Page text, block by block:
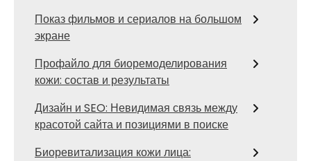
Показ фильмов и сериалов на большом
экране
Профайло для биоремоделирования
кожи: состав и результаты
Дизайн и SEO: Невидимая связь между
красотой сайта и позициями в поиске
Биоревитализация кожи лица: